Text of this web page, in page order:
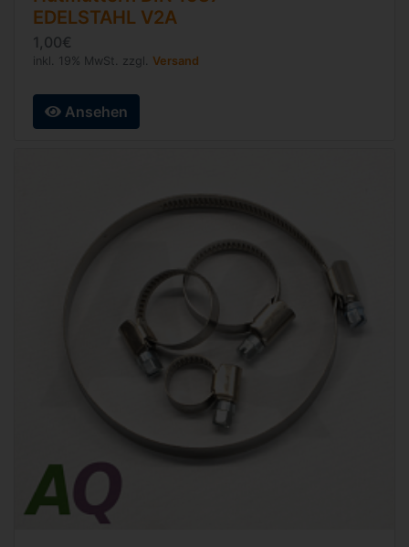
EDELSTAHL V2A
1,00€
inkl. 19% MwSt. zzgl. Versand
Ansehen